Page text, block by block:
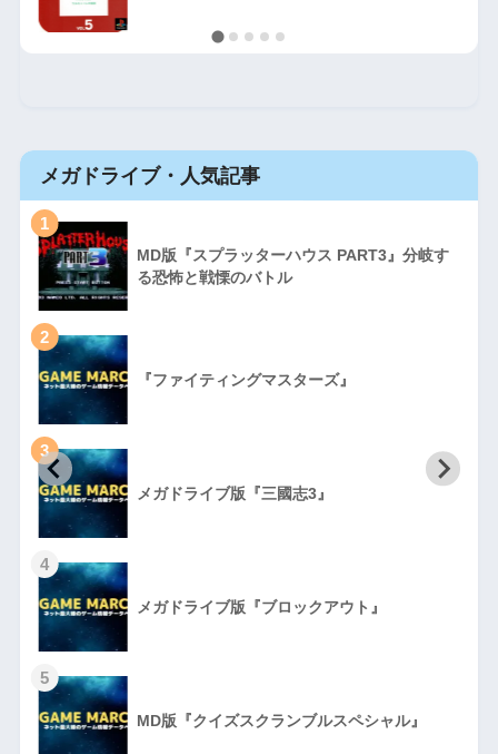
メガドライブ・人気記事
1
MD版『スプラッターハウス PART3』分岐す
る恐怖と戦慄のバトル
2
『ファイティングマスターズ』
3
メガドライブ版『三國志3』
4
メガドライブ版『ブロックアウト』
5
MD版『クイズスクランブルスペシャル』